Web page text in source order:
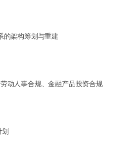
的架构筹划与重建
动人事合规、金融产品投资合规
划